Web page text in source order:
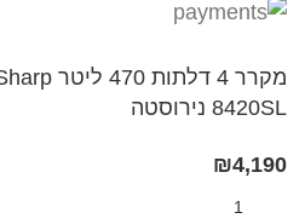
8420SL נירוסטה
₪4,190